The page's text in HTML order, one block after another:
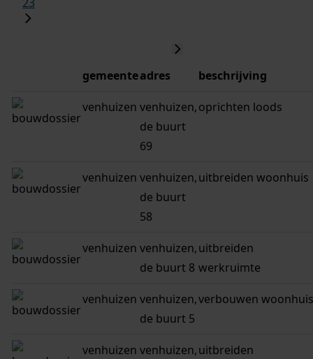
gemeenteadres beschrijving
venhuizen venhuizen,
de buurt
69
oprichten loods
venhuizen venhuizen,
de buurt
58
uitbreiden woonhuis
venhuizen venhuizen,
de buurt 8
uitbreiden
werkruimte
venhuizen venhuizen,
de buurt 5
verbouwen woonhuis
venhuizen venhuizen,uitbreiden